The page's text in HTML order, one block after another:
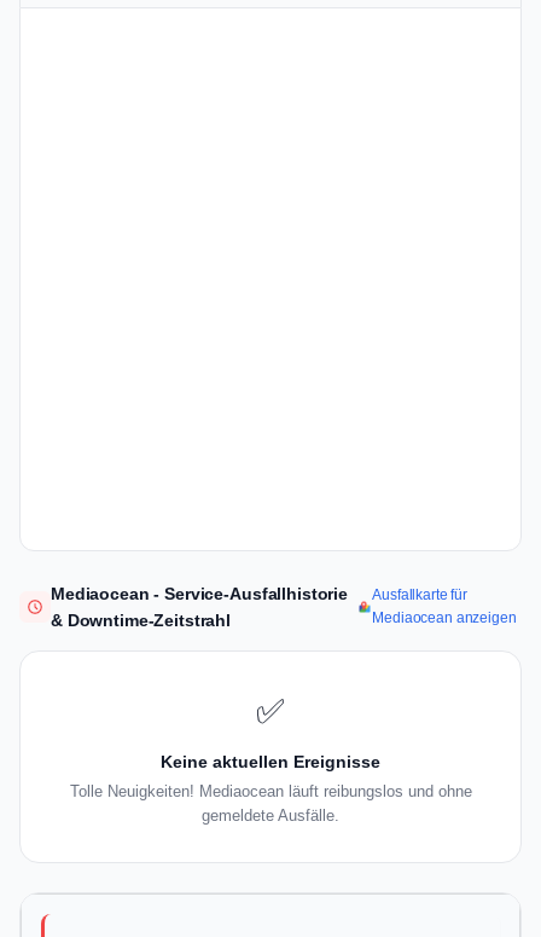
Mediaocean - Service-Ausfallhistorie
& Downtime-Zeitstrahl
Ausfallkarte für
Mediaocean anzeigen
✅
Keine aktuellen Ereignisse
Tolle Neuigkeiten! Mediaocean läuft reibungslos und ohne
gemeldete Ausfälle.